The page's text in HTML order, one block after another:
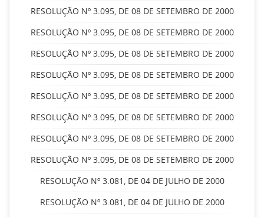
RESOLUÇÃO Nº 3.095, DE 08 DE SETEMBRO DE 2000
RESOLUÇÃO Nº 3.095, DE 08 DE SETEMBRO DE 2000
RESOLUÇÃO Nº 3.095, DE 08 DE SETEMBRO DE 2000
RESOLUÇÃO Nº 3.095, DE 08 DE SETEMBRO DE 2000
RESOLUÇÃO Nº 3.095, DE 08 DE SETEMBRO DE 2000
RESOLUÇÃO Nº 3.095, DE 08 DE SETEMBRO DE 2000
RESOLUÇÃO Nº 3.095, DE 08 DE SETEMBRO DE 2000
RESOLUÇÃO Nº 3.095, DE 08 DE SETEMBRO DE 2000
RESOLUÇÃO Nº 3.081, DE 04 DE JULHO DE 2000
RESOLUÇÃO Nº 3.081, DE 04 DE JULHO DE 2000